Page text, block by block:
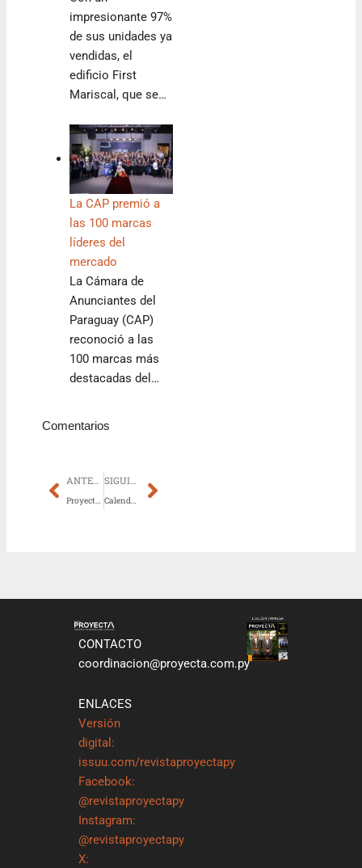
impresionante 97%
de sus unidades ya
vendidas, el
edificio First
Mariscal, que se…
La CAP premió a
las 100 marcas
líderes del
mercado
La Cámara de
Anunciantes del
Paraguay (CAP)
reconoció a las
100 marcas más
destacadas del…
Comentarios
PrevANTERIOR
Proyecto del Tren de Cercanías avanza hacia su tratamiento legislativo
SIGUIENTE
Calendario global 2026: las citas que definirán el rumbo del mercado inmobiliario
Next
CONTACTO
coordinacion@proyecta.com.py
ENLACES
Versión
digital:
issuu.com/revistaproyectapy
Facebook:
@revistaproyectapy
Instagram:
@revistaproyectapy
X: